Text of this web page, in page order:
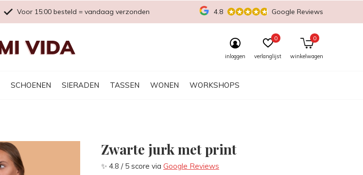
SCHOENEN SIERADEN TASSEN WONEN WORKSHOPS
inloggen verlanglijst
0
winkelwagen
0
Voor 15:00 besteld = vandaag verzonden 4.8 Google Reviews
Zwarte jurk met print
✨ 4.8 / 5 score via Google Reviews